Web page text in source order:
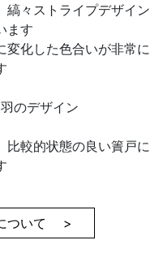
々ストライプデザイン
ます
化した色合いが非常に
のデザイン
較的状態の良い簀戸に
ついて >